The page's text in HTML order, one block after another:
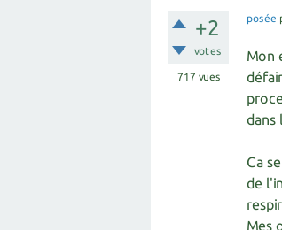
+2
votes
717 vues
posée
Mon
dans
Ca
de
Mes